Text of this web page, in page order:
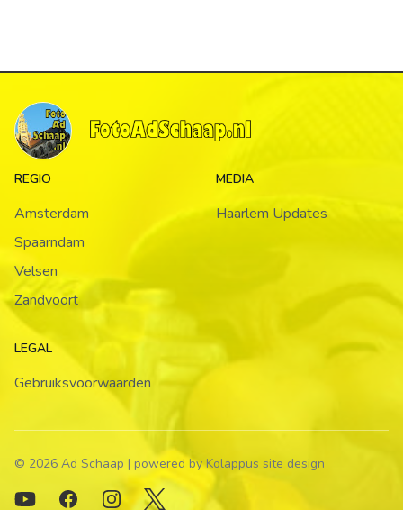
REGIO
Amsterdam
Spaarndam
Velsen
Zandvoort
MEDIA
Haarlem Updates
LEGAL
Gebruiksvoorwaarden
© 2026 Ad Schaap | powered by Kolappus site design